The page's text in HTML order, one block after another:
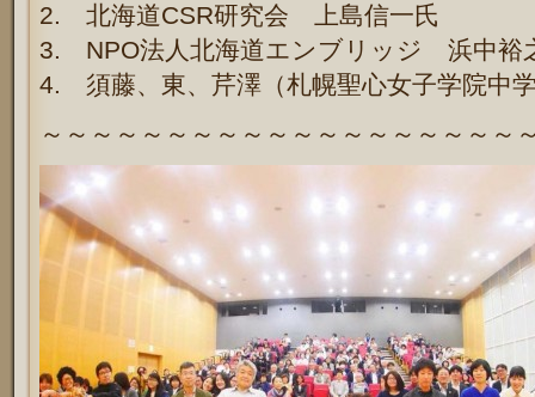
2. 北海道CSR研究会 上島信一氏
3. NPO法人北海道エンブリッジ 浜中
4. 須藤、東、芹澤（札幌聖心女子学院中
～～～～～～～～～～～～～～～～～～～